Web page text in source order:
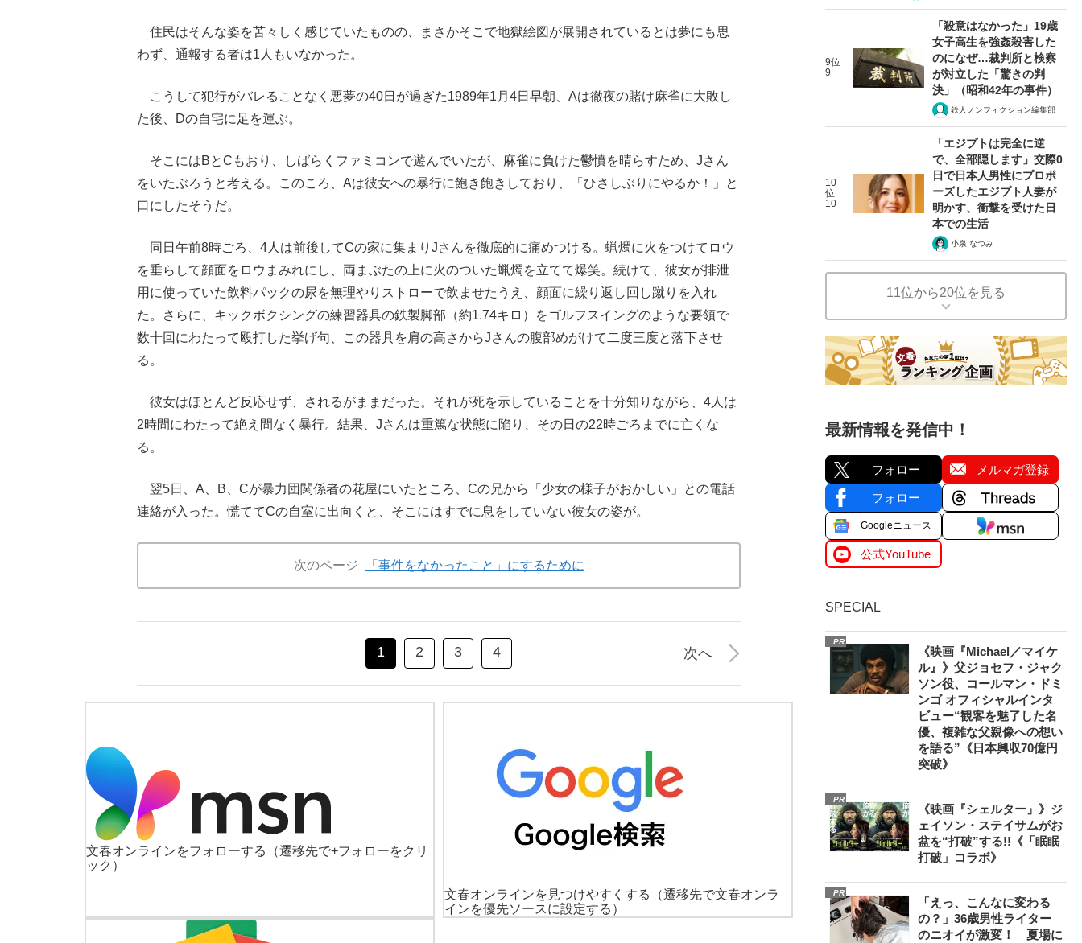
住民はそんな姿を苦々しく感じていたものの、まさかそこで地獄絵図が展開されているとは夢にも思
わず、通報する者は1人もいなかった。
こうして犯行がバレることなく悪夢の40日が過ぎた1989年1月4日早朝、Aは徹夜の賭け麻雀に大敗し
た後、Dの自宅に足を運ぶ。
そこにはBとCもおり、しばらくファミコンで遊んでいたが、麻雀に負けた鬱憤を晴らすため、Jさん
をいたぶろうと考える。このころ、Aは彼女への暴行に飽き飽きしており、「ひさしぶりにやるか！」と
口にしたそうだ。
同日午前8時ごろ、4人は前後してCの家に集まりJさんを徹底的に痛めつける。蝋燭に火をつけてロウ
を垂らして顔面をロウまみれにし、両まぶたの上に火のついた蝋燭を立てて爆笑。続けて、彼女が排泄
用に使っていた飲料パックの尿を無理やりストローで飲ませたうえ、顔面に繰り返し回し蹴りを入れ
た。さらに、キックボクシングの練習器具の鉄製脚部（約1.74キロ）をゴルフスイングのような要領で
数十回にわたって殴打した挙げ句、この器具を肩の高さからJさんの腹部めがけて二度三度と落下させ
る。
彼女はほとんど反応せず、されるがままだった。それが死を示していることを十分知りながら、4人は
2時間にわたって絶え間なく暴行。結果、Jさんは重篤な状態に陥り、その日の22時ごろまでに亡くな
る。
翌5日、A、B、Cが暴力団関係者の花屋にいたところ、Cの兄から「少女の様子がおかしい」との電話
連絡が入った。慌ててCの自室に出向くと、そこにはすでに息をしていない彼女の姿が。
次のページ 「事件をなかったこと」にするために
1 2 3 4 次へ
文春オンラインをフォローする
（遷移先で+フォローをクリ
ック）
文春オンラインを見つけやすくする
（遷移先で文春オンラ
インを優先ソースに設定する）
9位
9
「殺意はなかった」19歳
女子高生を強姦殺害した
のになぜ…裁判所と検察
が対立した「驚きの判
決」（昭和42年の事件）
鉄人ノンフィクション編集部
10
位
10
「エジプトは完全に逆
で、全部隠します」交際0
日で日本人男性にプロポ
ーズしたエジプト人妻が
明かす、衝撃を受けた日
本での生活
小泉 なつみ
11位から20位を見る
最新情報を発信中！
フォロー メルマガ登録
フォロー
Googleニュース
公式YouTube
SPECIAL
PR
《映画『Michael／マイケ
ル』》父ジョセフ・ジャク
ソン役、コールマン・ドミ
ンゴ オフィシャルインタ
ビュー“観客を魅了した名
優、複雑な父親像への想い
を語る”《日本興収70億円
突破》
PR
《映画『シェルター』》ジ
ェイソン・ステイサムがお
盆を“打破”する!!《「眠眠
打破」コラボ》
PR
「えっ、こんなに変わる
の？」36歳男性ライター
のニオイが激変！ 夏場に